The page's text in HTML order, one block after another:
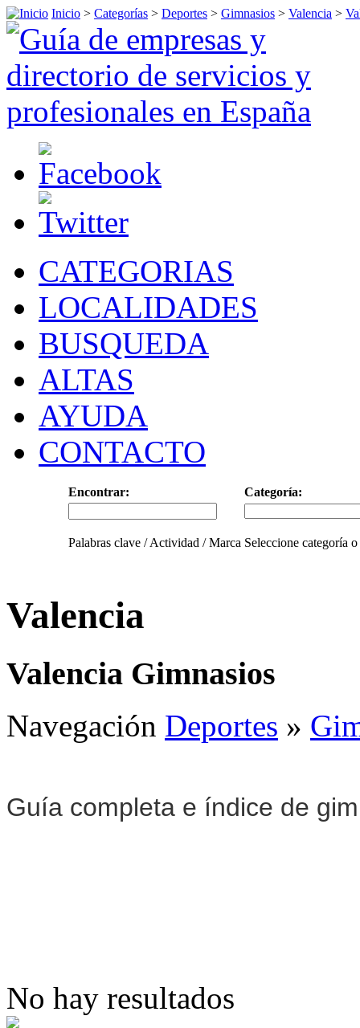
Inicio > Categorías > Deportes > Gimnasios > Valencia >
CATEGORIAS
LOCALIDADES
BUSQUEDA
ALTAS
AYUDA
CONTACTO
Encontrar: Categoría:
Palabras clave / Actividad / Marca Seleccione categoría
Valencia
Valencia Gimnasios
Navegación Deportes »
Guía completa e índice de
No hay resultados